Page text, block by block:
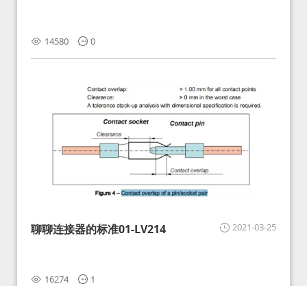
14580 0
2021-03-25
聊聊连接器的标准01-LV214
16274 1